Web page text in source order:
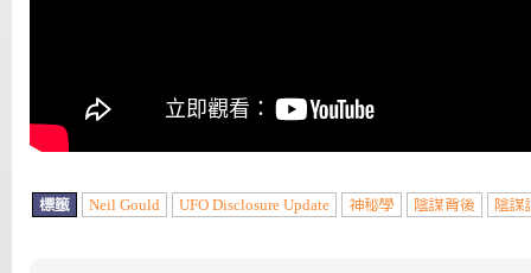
標籤 Neil Gould UFO Disclosure Update 神秘學 陰謀背後 陰謀